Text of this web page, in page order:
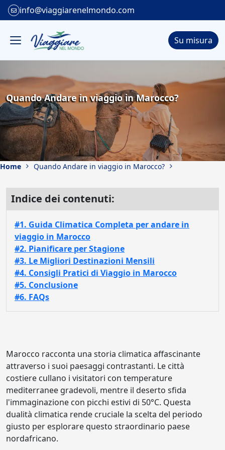
info@viaggiarenelmondo.com
Su misura
Quando Andare in viaggio in Marocco?
Home Quando Andare in viaggio in Marocco?
Indice dei contenuti:
#1. Guida Climatica Completa per andare in
viaggio in Marocco
#2. Pianificare per Stagione
#3. Le Migliori Destinazioni Mensili
#4. Consigli Pratici di Viaggio in Marocco
#5. Conclusione
#6. FAQs
Marocco racconta una storia climatica affascinante
attraverso i suoi paesaggi contrastanti. Le città
costiere cullano i visitatori con temperature
mediterranee gradevoli, mentre il deserto sfida
l'immaginazione con picchi estivi di 50°C. Questa
dualità climatica rende cruciale la scelta del periodo
giusto per esplorare questo straordinario paese
nordafricano.